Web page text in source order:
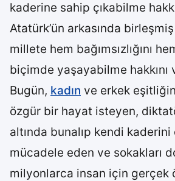
kaderine sahip çıkabilme
Atatürk’ün arkasında
millete hem bağımsızlığını
biçimde yaşayabilme hakkını
Bugün, kadın ve erkek
özgür bir hayat isteyen,
altında bunalıp kendi
mücadele eden ve sokakları
milyonlarca insan için gerçek